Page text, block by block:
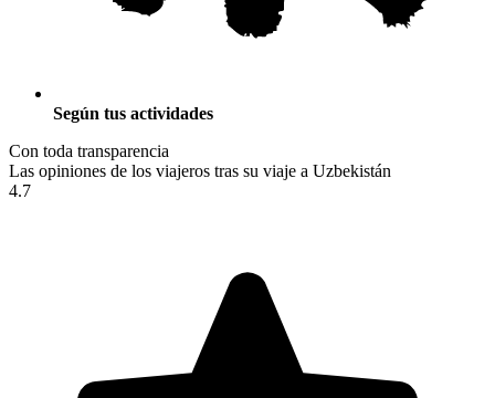
Según tus actividades
Con toda transparencia
Las opiniones de los viajeros tras su viaje a Uzbekistán
4.7